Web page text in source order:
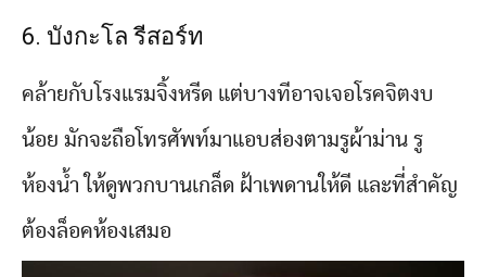
6. บังกะโล รีสอร์ท
คล้ายกับโรงแรมจิ้งหรีด แต่บางทีอาจเจอโรคจิตงบ
น้อย มักจะถือโทรศัพท์มาแอบส่องตามรูผ้าม่าน รู
ห้องน้ำ ให้ดูพวกบานเกล็ด ฝ้าเพดานให้ดี และที่สำคัญ
ต้องล็อคห้องเสมอ